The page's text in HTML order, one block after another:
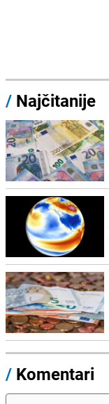
/ Najčitanije
/ Komentari